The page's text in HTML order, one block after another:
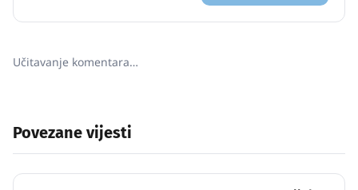
Učitavanje komentara…
Povezane vijesti